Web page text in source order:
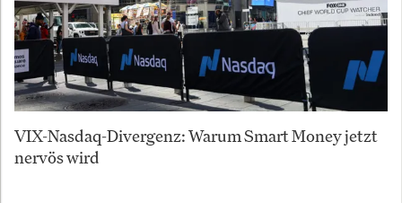
VIX-Nasdaq-Divergenz: Warum Smart Money jetzt
nervös wird